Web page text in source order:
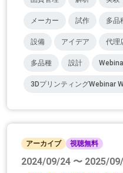
メーカー 試作 多品
設備 アイデア 代理
多品種 設計
3DプリンティングWebinar
アーカイブ 視聴無料
2024/09/24 〜 2025/